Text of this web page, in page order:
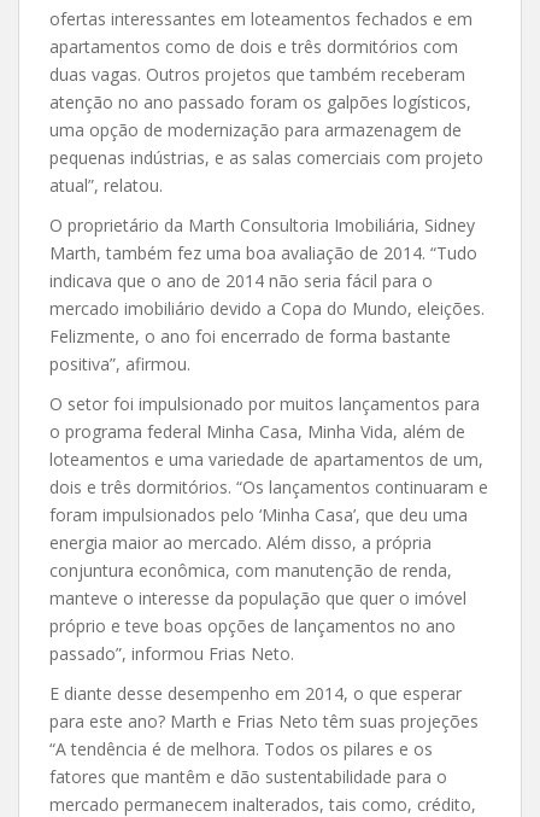
ofertas interessantes em loteamentos fechados e em
apartamentos como de dois e três dormitórios com
duas vagas. Outros projetos que também receberam
atenção no ano passado foram os galpões logísticos,
uma opção de modernização para armazenagem de
pequenas indústrias, e as salas comerciais com projeto
atual”, relatou.
O proprietário da Marth Consultoria Imobiliária, Sidney
Marth, também fez uma boa avaliação de 2014. “Tudo
indicava que o ano de 2014 não seria fácil para o
mercado imobiliário devido a Copa do Mundo, eleições.
Felizmente, o ano foi encerrado de forma bastante
positiva”, afirmou.
O setor foi impulsionado por muitos lançamentos para
o programa federal Minha Casa, Minha Vida, além de
loteamentos e uma variedade de apartamentos de um,
dois e três dormitórios. “Os lançamentos continuaram e
foram impulsionados pelo ‘Minha Casa’, que deu uma
energia maior ao mercado. Além disso, a própria
conjuntura econômica, com manutenção de renda,
manteve o interesse da população que quer o imóvel
próprio e teve boas opções de lançamentos no ano
passado”, informou Frias Neto.
E diante desse desempenho em 2014, o que esperar
para este ano? Marth e Frias Neto têm suas projeções
“A tendência é de melhora. Todos os pilares e os
fatores que mantêm e dão sustentabilidade para o
mercado permanecem inalterados, tais como, crédito,